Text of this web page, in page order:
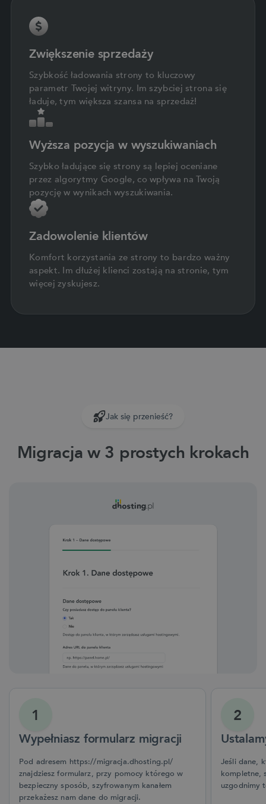
Zwiększenie sprzedaży
Szybkość ładowania strony to kluczowy
parametr Twojej witryny. Im szybciej strona się
ładuje, tym większa szansa na sprzedaż!
Wyższa pozycja w wyszukiwaniach
Szybko ładujące się strony są lepiej oceniane
przez algorytmy Google, co wpływa na Twoją
pozycję w wynikach wyszukiwania.
Zadowolenie klientów
Komfort korzystania ze strony to bardzo ważny
aspekt. Im dłużej klienci zostają na stronie, tym
więcej zyskujesz.
Jak się przenieść?
Migracja w 3 prostych krokach
1
Wypełniasz formularz migracji
Pod adresem https://migracja.dhosting.pl/
znajdziesz formularz, przy pomocy którego w
bezpieczny sposób, szyfrowanym kanałem
przekażesz nam dane do migracji.
2
Jeśli dane,
kompletne,
uzgodnimy